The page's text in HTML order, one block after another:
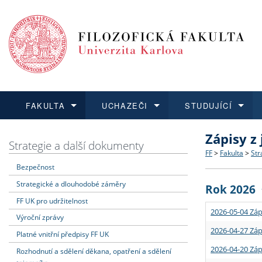
FAKULTA
Dozvědět se více
Struktura
Strategie
Podpora
UCHAZEČI
Podat přihlášku
Co
Učitelské
STUDUJÍCÍ
Dozvědět se více
Rigorózní
Dozvědět se více
O vědě a
Granty a
Dozvědět se více
Aktuální
Strategie a další dokumenty
Bezpečnost
Strategické a dlouhodobé záměry
FF UK pro udržitelnost
Výroční zprávy
Platné vnitřní předpisy FF UK
Rozhodnutí a sdělení děkana, opatření a sdělení
Zápisy
FF > Fakulta >
Rok 2026
2026-05-04
2026-04-27
2026-04-20